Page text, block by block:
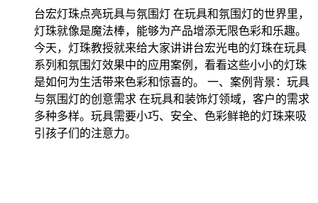
台宏灯珠点亮玩具与氛围灯 在玩具和氛围灯的世界里，
灯珠就像是魔法棒，能够为产品增添无限色彩和乐趣。
今天，灯珠教授就来给大家讲讲台宏光电的灯珠在玩具
系列和氛围灯效果中的应用案例，看看这些小小的灯珠
是如何为生活带来色彩和惊喜的。 一、案例背景：玩具
与氛围灯的创意需求 在玩具和装饰灯领域，客户的需求
多种多样。玩具需要小巧、安全、色彩鲜艳的灯珠来吸
引孩子们的注意力。